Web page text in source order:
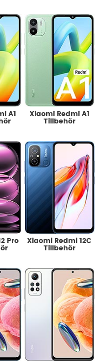
A1
Xiaomi Redmi A1
Tillbehör
Pro
Xiaomi Redmi 12C
Tillbehör